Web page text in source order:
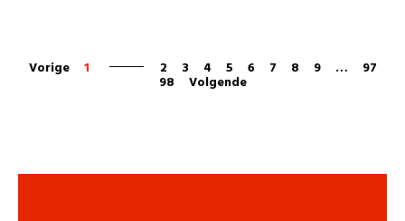
Vorige 1 2 3 4 5 6 7 8 9 … 97
98 Volgende